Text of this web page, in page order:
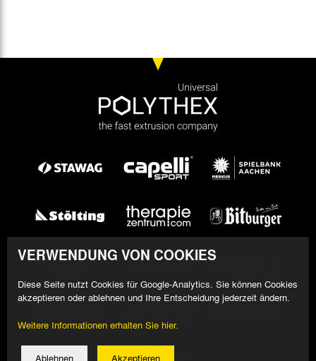
VERWENDUNG VON COOKIES
Diese Seite nutzt Cookies für Google-Analytics. Sie können Cookies
akzeptieren oder ablehnen und Ihre Entscheidung jederzeit ändern.
Weitere Informationen erhalten Sie hier.
Ablehnen Akzeptieren